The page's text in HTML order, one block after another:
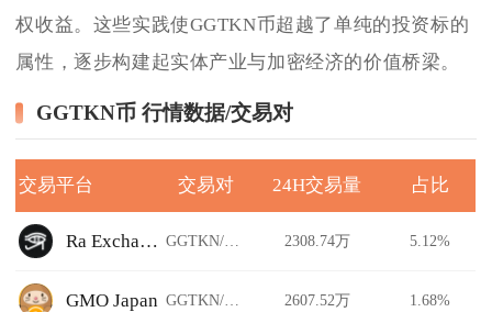
权收益。这些实践使GGTKN币超越了单纯的投资标的
属性，逐步构建起实体产业与加密经济的价值桥梁。
GGTKN币 行情数据/交易对
交易平台 交易对 24H交易量 占比
Ra Exchange GGTKN/USDT 2308.74万 5.12%
GMO Japan GGTKN/USDT 2607.52万 1.68%